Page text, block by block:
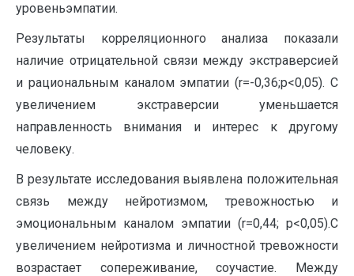
уровеньэмпатии.
Результаты корреляционного анализа показали
наличие отрицательной связи между экстраверсией
и рациональным каналом эмпатии (r=-0,36;p<0,05). С
увеличением экстраверсии уменьшается
направленность внимания и интерес к другому
человеку.
В результате исследования выявлена положительная
связь между нейротизмом, тревожностью и
эмоциональным каналом эмпатии (r=0,44; p<0,05).С
увеличением нейротизма и личностной тревожности
возрастает сопереживание, соучастие. Между